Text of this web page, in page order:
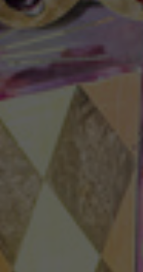
Spielstätten
Spielzeitheft